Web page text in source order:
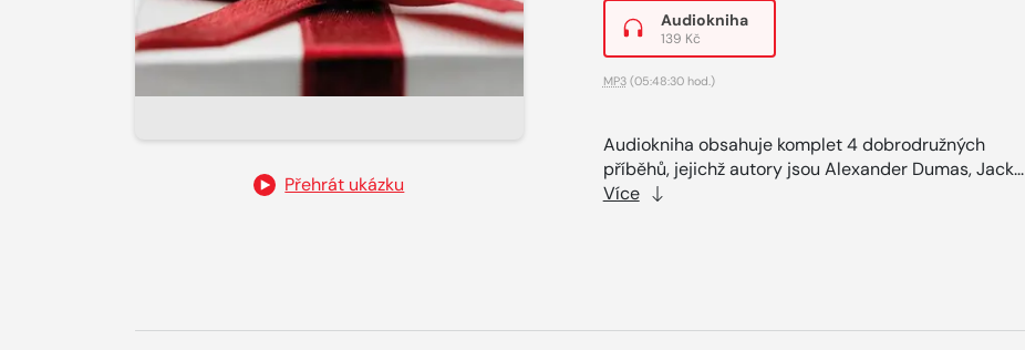
Přehrát ukázku
Audiokniha
139 Kč
MP3(05:48:30 hod.)
Audiokniha obsahuje komplet 4 dobrodružných
příběhů, jejichž autory jsou Alexander Dumas, Jack...
Více